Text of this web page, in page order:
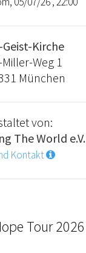
Kirche
Weg 1
München
von:
The World e.V.
Kontakt
Tour 2026